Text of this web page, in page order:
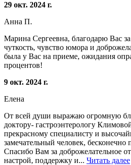
29 окт. 2024 г.
Анна П.
Марина Сергеевна, благодарю Вас
чуткость, чувство юмора и
была у Вас на приеме, ожидания
процентов!
9 окт. 2024 г.
Елена
От всей души выражаю огромную
доктору- гастроэнтерологу
прекрасному специалисту и
замечательный человек,
Спасибо Вам за доброжелательное
настрой, поддержку и... Читать далее